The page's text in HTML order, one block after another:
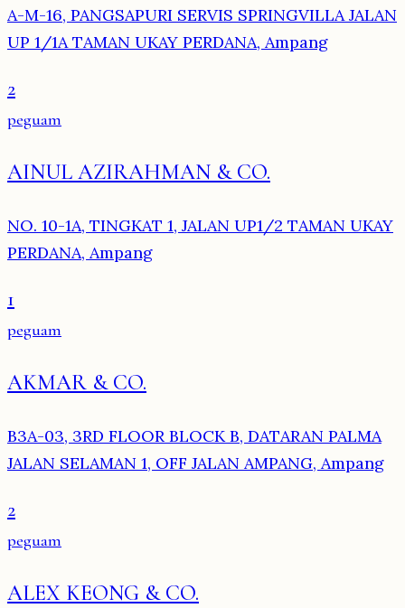
A-M-16, PANGSAPURI SERVIS SPRINGVILLA JALAN
UP 1/1A TAMAN UKAY PERDANA, Ampang
2
peguam
AINUL AZIRAHMAN & CO.
NO. 10-1A, TINGKAT 1, JALAN UP1/2 TAMAN UKAY
PERDANA, Ampang
1
peguam
AKMAR & CO.
B3A-03, 3RD FLOOR BLOCK B, DATARAN PALMA
JALAN SELAMAN 1, OFF JALAN AMPANG, Ampang
2
peguam
ALEX KEONG & CO.